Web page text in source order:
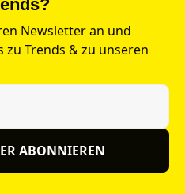
Newsletter an und
Trends & zu unseren
ABONNIEREN